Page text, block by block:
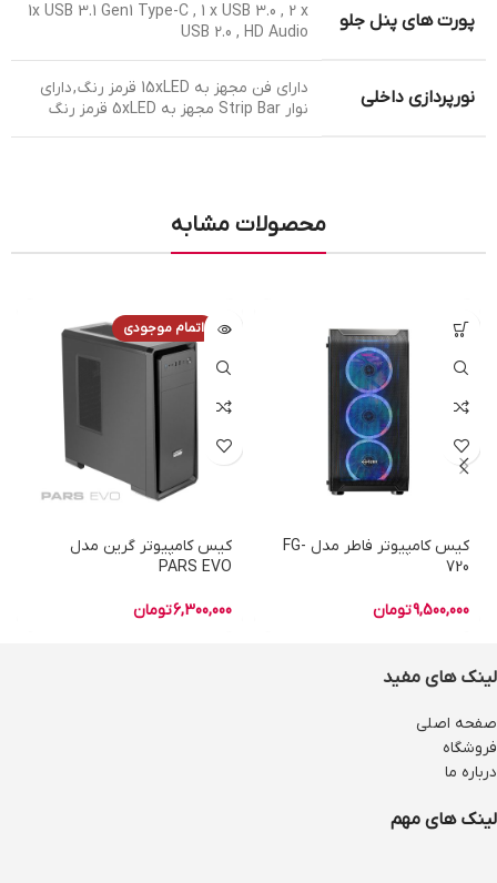
پورت های پنل جلو
1x USB 3.1 Gen1 Type-C , 1 x USB 3.0 , 2 x
USB 2.0 , HD Audio
نورپردازی داخلی
دارای فن مجهز به 15xLED قرمز رنگ , دارای
نوار Strip Bar مجهز به 5xLED قرمز رنگ
محصولات مشابه
کیس کامپیوتر فاطر مدل FG-
720
9,500,000تومان
اتمام موجودی
کیس کامپیوتر گرین مدل
PARS EVO
6,300,000تومان
لینک های مفید
صفحه اصلی
فروشگاه
درباره ما
لینک های مهم